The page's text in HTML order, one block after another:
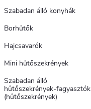
Szabadan álló konyhák
Borhűtők
Hajcsavarók
Mini hűtőszekrények
Szabadan álló
hűtőszekrények-fagyasztók
(hűtőszekrények)